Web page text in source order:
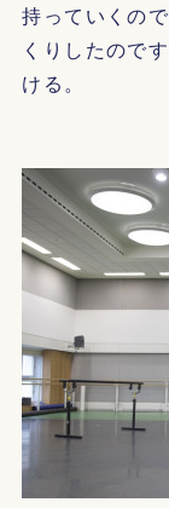
持っていくの
くりしたので
ける。